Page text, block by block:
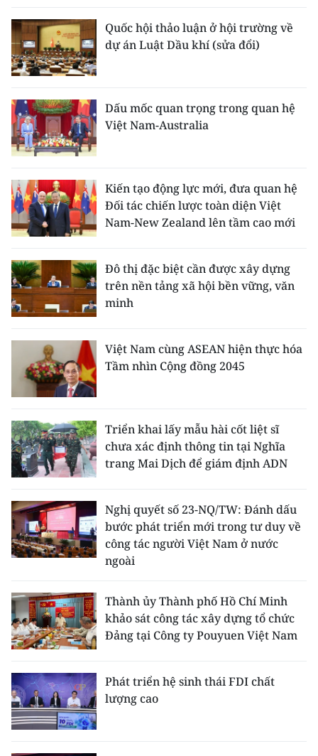
Quốc hội thảo luận ở hội trường về
dự án Luật Dầu khí (sửa đổi)
Dấu mốc quan trọng trong quan hệ
Việt Nam-Australia
Kiến tạo động lực mới, đưa quan hệ
Đối tác chiến lược toàn diện Việt
Nam-New Zealand lên tầm cao mới
Đô thị đặc biệt cần được xây dựng
trên nền tảng xã hội bền vững, văn
minh
Việt Nam cùng ASEAN hiện thực hóa
Tầm nhìn Cộng đồng 2045
Triển khai lấy mẫu hài cốt liệt sĩ
chưa xác định thông tin tại Nghĩa
trang Mai Dịch để giám định ADN
Nghị quyết số 23-NQ/TW: Đánh dấu
bước phát triển mới trong tư duy về
công tác người Việt Nam ở nước
ngoài
Thành ủy Thành phố Hồ Chí Minh
khảo sát công tác xây dựng tổ chức
Đảng tại Công ty Pouyuen Việt Nam
Phát triển hệ sinh thái FDI chất
lượng cao